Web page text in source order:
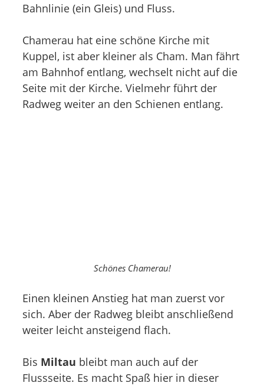
Bahnlinie (ein Gleis) und Fluss.
Chamerau hat eine schöne Kirche mit
Kuppel, ist aber kleiner als Cham. Man fährt
am Bahnhof entlang, wechselt nicht auf die
Seite mit der Kirche. Vielmehr führt der
Radweg weiter an den Schienen entlang.
Schönes Chamerau!
Einen kleinen Anstieg hat man zuerst vor
sich. Aber der Radweg bleibt anschließend
weiter leicht ansteigend flach.
Bis Miltau bleibt man auch auf der
Flussseite. Es macht Spaß hier in dieser